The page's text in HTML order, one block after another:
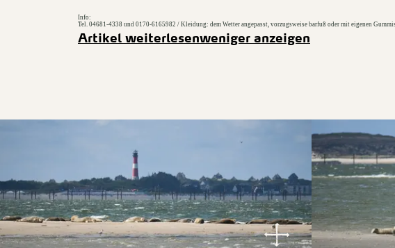
Info:
Tel. 04681-4338 und 0170-6165982 / Kleidung: dem Wetter angepasst, vorzugsweise barfuß oder mit eigenen
Artikel weiterlesenweniger anzeigen